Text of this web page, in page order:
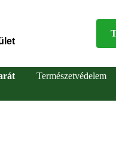
Természetvédelem